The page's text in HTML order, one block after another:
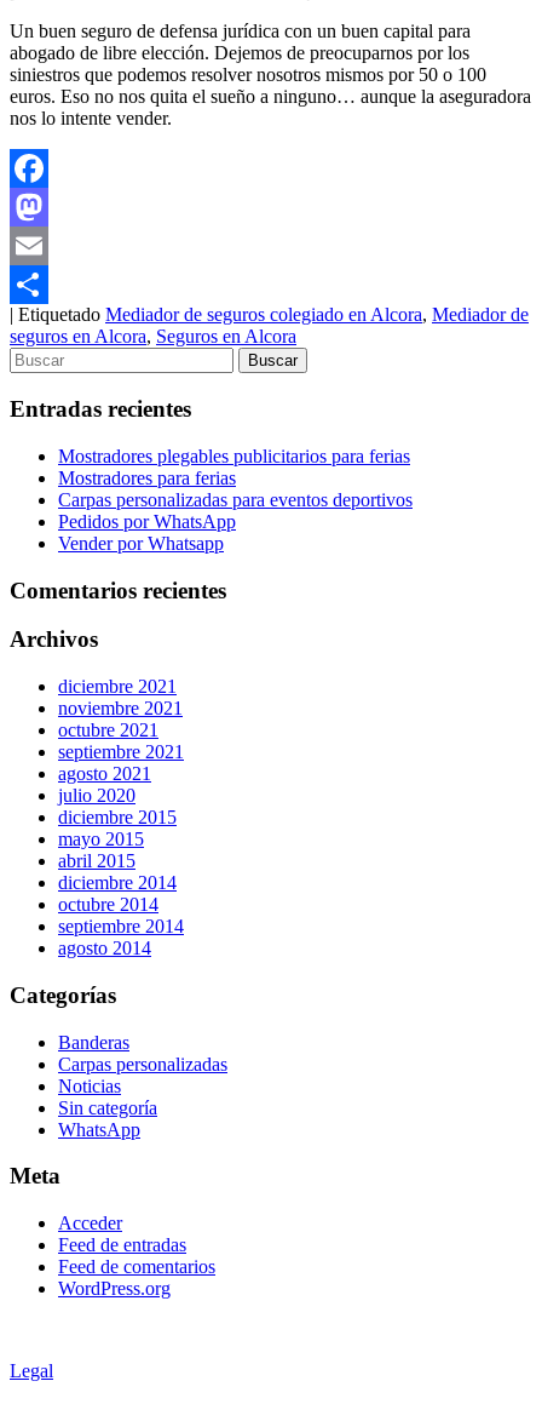
Un buen seguro de defensa jurídica con un buen capital para
abogado de libre elección. Dejemos de preocuparnos por los
siniestros que podemos resolver nosotros mismos por 50 o 100
euros. Eso no nos quita el sueño a ninguno… aunque la aseguradora
nos lo intente vender.
Facebook
Mastodon
Email
Compartir
Etiquetado Mediador de seguros colegiado en Alcora, Mediador de
seguros en Alcora, Seguros en Alcora
Entradas recientes
Mostradores plegables publicitarios para ferias
Mostradores para ferias
Carpas personalizadas para eventos deportivos
Pedidos por WhatsApp
Vender por Whatsapp
Comentarios recientes
Archivos
diciembre 2021
noviembre 2021
octubre 2021
septiembre 2021
agosto 2021
julio 2020
diciembre 2015
mayo 2015
abril 2015
diciembre 2014
octubre 2014
septiembre 2014
agosto 2014
Categorías
Banderas
Carpas personalizadas
Noticias
Sin categoría
WhatsApp
Meta
Acceder
Feed de entradas
Feed de comentarios
WordPress.org
Legal